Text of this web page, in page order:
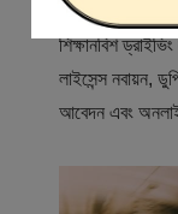
মোটরযান মালিক,
শিক্ষানবিশ
লাইসেন্স নবায়ন,
আবেদন এবং